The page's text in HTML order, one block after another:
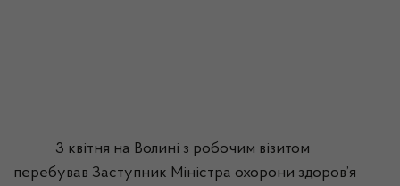
3 квітня на Волині з робочим візитом
перебував Заступник Міністра охорони здоров’я